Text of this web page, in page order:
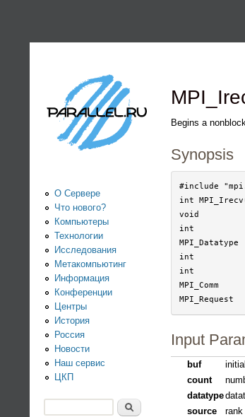
центр по
вычислениям
Begins a
Synopsis
#include
int
void
int
int
int
MPI_Comm
Input
buf
count
datatype
source
rank
О Сервере
Что нового?
Компьютеры
Технологии
Исследования
Метакомпьютинг
Информация
Конференции
Центры
История
Россия
Новости
Наш сервис
ЦКП